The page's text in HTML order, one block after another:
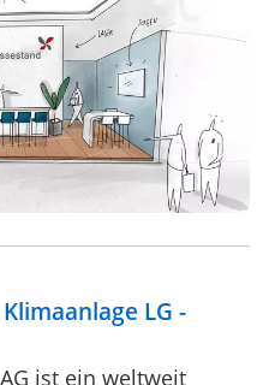
LG -
ist ein weltweit